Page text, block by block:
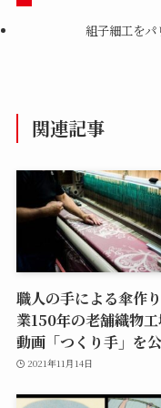
組子細工をパ
関連記事
職人の手による傘作
業150年の老舗織物
動画「つくり手」を
2021年11月14日